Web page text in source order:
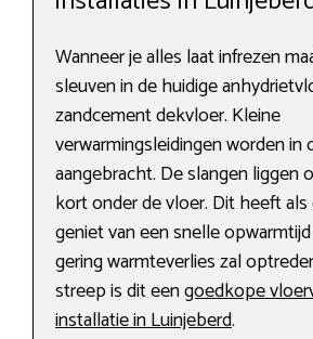
Wanneer je alles laat infrezen
sleuven in de huidige
zandcement dekvloer. Kleine
verwarmingsleidingen worden in
aangebracht. De slangen liggen
kort onder de vloer. Dit heeft
geniet van een snelle
gering warmteverlies zal
streep is dit eengoedkope
installatie in Luinjeberd.